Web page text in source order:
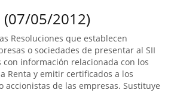
(07/05/2012)
Resoluciones que establecen
o sociedades de presentar al SII
con información relacionada con los
Renta y emitir certificados a los
accionistas de las empresas. Sustituye